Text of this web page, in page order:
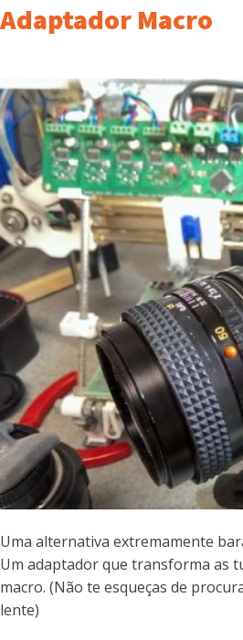
Adaptador Macro
Uma alternativa extremamente
Um adaptador que transforma as
macro. (Não te esqueças de
lente)